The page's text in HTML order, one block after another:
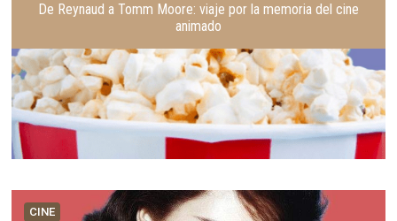
De Reynaud a Tomm Moore: viaje por la memoria del cine
animado
CINE